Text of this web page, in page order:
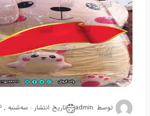
توسط :admin
تاریخ انتشار : سه‌شنبه , 14 دسامبر 2021